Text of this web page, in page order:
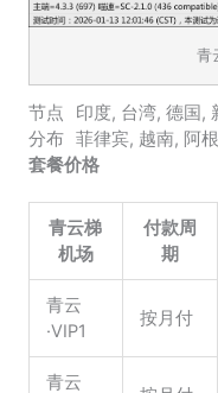
青
节点
分布
印度, 台湾,德国 ,
菲律宾, 越南, 阿
套餐价格
青云梯
机场
付款周
期
青云
·VIP1
按月付
青云